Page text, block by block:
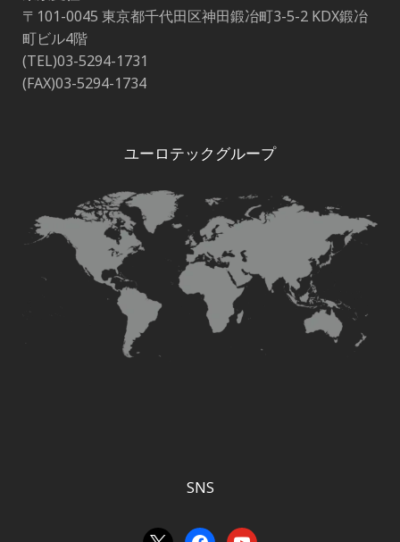
〒101-0045 東京都千代田区神田鍛冶町3-5-2 KDX鍛冶
町ビル4階
(TEL)03-5294-1731
(FAX)03-5294-1734
ユーロテックグループ
SNS